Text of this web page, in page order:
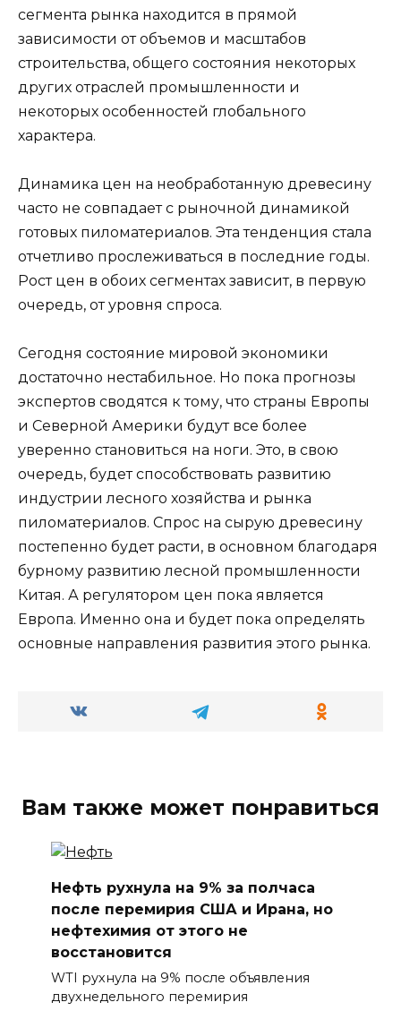
сегмента рынка находится в прямой
зависимости от объемов и масштабов
строительства, общего состояния некоторых
других отраслей промышленности и
некоторых особенностей глобального
характера.
Динамика цен на необработанную древесину
часто не совпадает с рыночной динамикой
готовых пиломатериалов. Эта тенденция стала
отчетливо прослеживаться в последние годы.
Рост цен в обоих сегментах зависит, в первую
очередь, от уровня спроса.
Сегодня состояние мировой экономики
достаточно нестабильное. Но пока прогнозы
экспертов сводятся к тому, что страны Европы
и Северной Америки будут все более
уверенно становиться на ноги. Это, в свою
очередь, будет способствовать развитию
индустрии лесного хозяйства и рынка
пиломатериалов. Спрос на сырую древесину
постепенно будет расти, в основном благодаря
бурному развитию лесной промышленности
Китая. А регулятором цен пока является
Европа. Именно она и будет пока определять
основные направления развития этого рынка.
Вам также может понравиться
Нефть рухнула на 9% за полчаса
после перемирия США и Ирана, но
нефтехимия от этого не
восстановится
WTI рухнула на 9% после объявления
двухнедельного перемирия